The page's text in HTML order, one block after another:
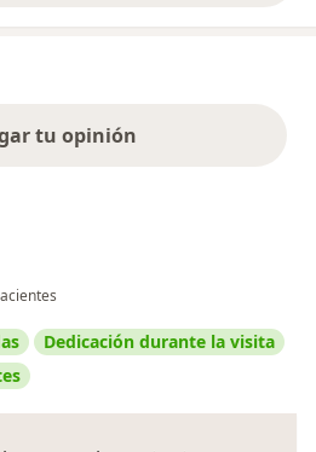
tu opinión
Dedicación durante la visita